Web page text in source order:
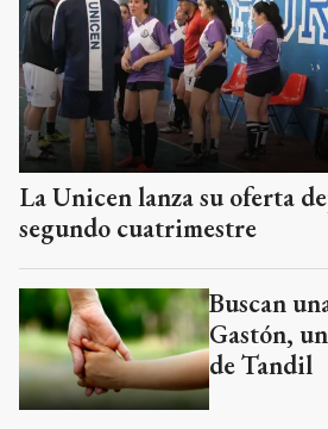
La Unicen lanza su oferta
segundo cuatrimestre
Buscan
Gastón,
de Tandil